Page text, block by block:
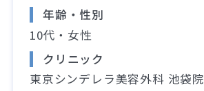
年齢・性別
10代・女性
クリニック
東京シンデレラ美容外科 池袋院